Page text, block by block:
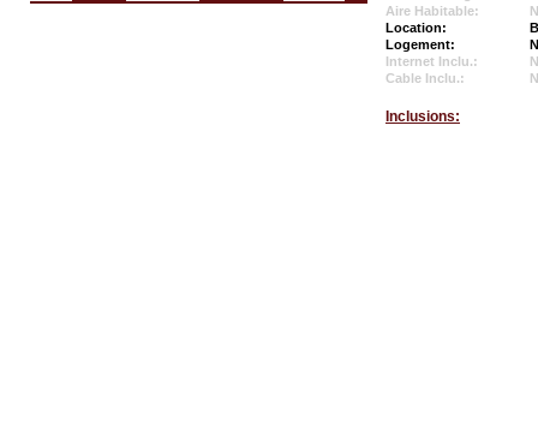
Aire Habitable:
Location:
Logement:
Internet Inclu.:
Cable Inclu.:
Inclusions: